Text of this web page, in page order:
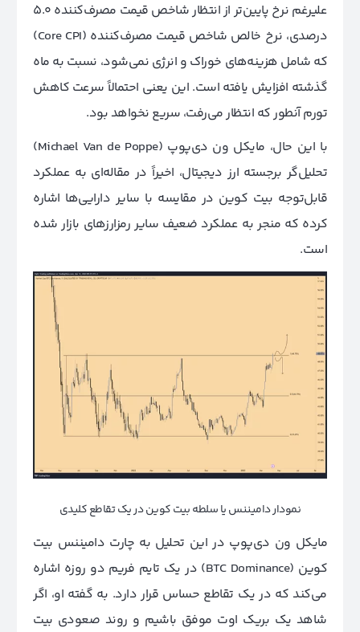
علیرغم نرخ پایین‌تر از انتظار شاخص قیمت مصرف‌کننده 5.0
درصدی، نرخ خالص شاخص قیمت مصرف‌کننده (Core CPI)
که شامل هزینه‌های خوراک و انرژی نمی‌شود، نسبت به ماه
گذشته افزایش یافته است. این یعنی احتمالاً سرعت کاهش
تورم آنطور که انتظار می‌رفت، سریع نخواهد بود.
با این حال، مایکل ون دی‌پوپ (Michael Van de Poppe)
تحلیل‌گر برجسته ارز دیجیتال، اخیراً در مقاله‌ای به عملکرد
قابل‌توجه بیت کوین در مقایسه با سایر دارایی‌ها اشاره
کرده که منجر به عملکرد ضعیف سایر رمزارزهای بازار شده
است.
نمودار دامیننس یا سلطه بیت کوین در یک تقاطع کلیدی
مایکل ون دی‌پوپ در این تحلیل به چارت دامیننس بیت
کوین (BTC Dominance) در یک تایم فریم دو روزه اشاره
می‌کند که در یک تقاطع حساس قرار دارد. به گفته او، اگر
شاهد یک بریک اوت موفق باشیم و روند صعودی بیت